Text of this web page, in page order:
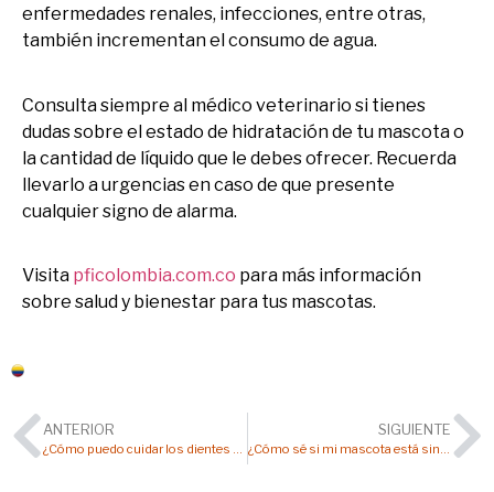
enfermedades renales, infecciones, entre otras,
también incrementan el consumo de agua.
Consulta siempre al médico veterinario si tienes
dudas sobre el estado de hidratación de tu mascota o
la cantidad de líquido que le debes ofrecer. Recuerda
llevarlo a urgencias en caso de que presente
cualquier signo de alarma.
Visita pficolombia.com.co para más información
sobre salud y bienestar para tus mascotas.
ANTERIOR
¿Cómo puedo cuidar los dientes de mi perro o gato?
SIGUIENTE
¿Cómo sé si mi mascota está sintiendo dolor?